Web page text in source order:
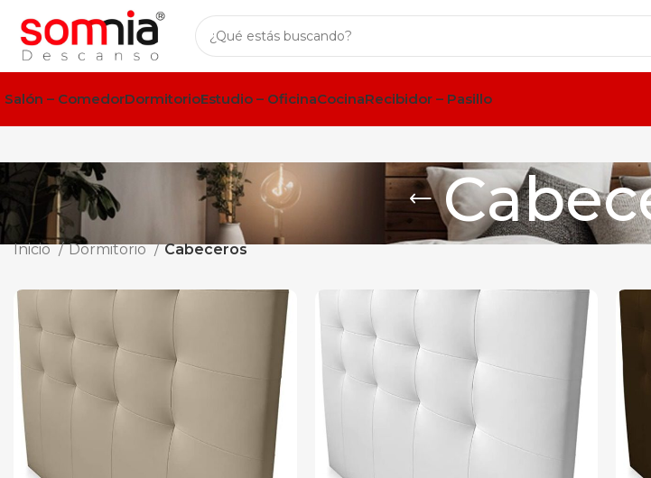
Salón – ComedorDormitorioEstudio – OficinaCocinaRecibidor – Pasillo
Inicio Dormitorio Cabeceros